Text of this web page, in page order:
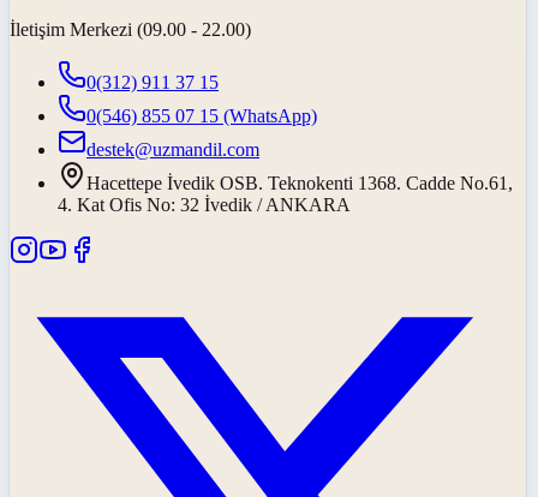
İletişim Merkezi (09.00 - 22.00)
0(312) 911 37 15
0(546) 855 07 15 (WhatsApp)
destek@uzmandil.com
Hacettepe İvedik OSB. Teknokenti 1368. Cadde No.61,
4. Kat Ofis No: 32 İvedik / ANKARA